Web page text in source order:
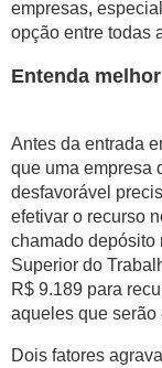
empresas,
opção entre todas
Entenda
Antes da entrada
que uma empresa
desfavorável
efetivar o recurso
chamado depósito
Superior do
R$ 9.189 para
aqueles que serão
Dois fatores